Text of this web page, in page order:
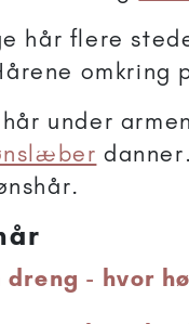
hår flere
omkring
under
- hvor